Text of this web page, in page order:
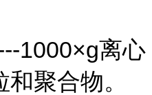
1000×g离心
聚合物。